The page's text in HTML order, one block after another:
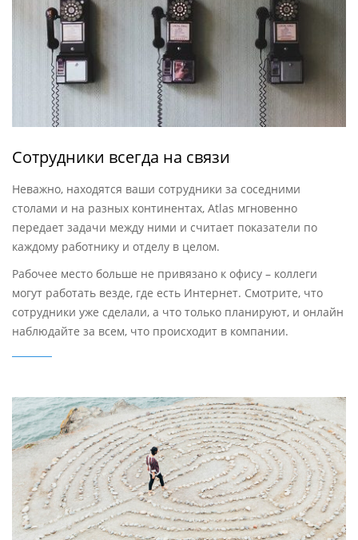
Сотрудники всегда на связи
Неважно, находятся ваши сотрудники за соседними
столами и на разных континентах, Atlas мгновенно
передает задачи между ними и считает показатели по
каждому работнику и отделу в целом.
Рабочее место больше не привязано к офису – коллеги
могут работать везде, где есть Интернет. Смотрите, что
сотрудники уже сделали, а что только планируют, и онлайн
наблюдайте за всем, что происходит в компании.